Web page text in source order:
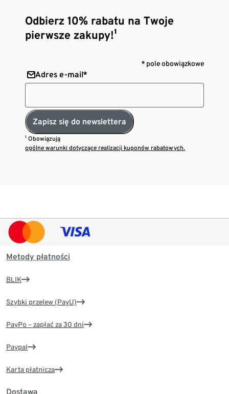
Odbierz 10% rabatu na Twoje
pierwsze zakupy!¹
* pole obowiązkowe
Adres e-mail*
Zapisz się do newslettera
¹ Obowiązują
ogólne warunki dotyczące realizacji kuponów rabatowych.
Metody płatności
BLIK
Szybki przelew (PayU)
PayPo – zapłać za 30 dni
Paypal
Karta płatnicza
Dostawa